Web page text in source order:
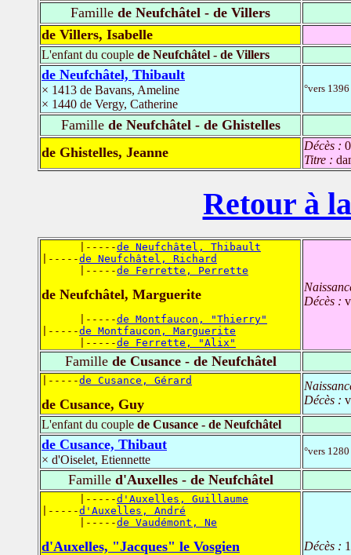
Famille de Neufchâtel - de Villers
de Villers, Isabelle
L'enfant du couple de Neufchâtel - de Villers
de Neufchâtel, Thibault
× 1413 de Bavans, Ameline
× 1440 de Vergy, Catherine
°vers
Famillede Neufchâtel - de Ghistelles
de Ghistelles, Jeanne
Décès :
Titre :
Retour à
      |-----
de Neufchâtel, Thibault
|-----de Neufchâtel, Richard
      |-----
de Ferrette, Perrette
de Neufchâtel, Marguerite
      |-----
de Montfaucon, "Thierry"
|-----de Montfaucon, Marguerite
      |-----
de Ferrette, "Alix"
Décès :
Famillede Cusance - de Neufchâtel
|-----de Cusance, Gérard
de Cusance, Guy
Décès :
L'enfant du couple de Cusance - de Neufchâtel
de Cusance, Thibaut
× d'Oiselet, Etiennette
°vers
Familled'Auxelles - de Neufchâtel
      |-----
d'Auxelles, Guillaume
|-----d'Auxelles, André
      |-----
de Vaudémont, Ne
d'Auxelles, "Jacques" le Vosgien Décès :